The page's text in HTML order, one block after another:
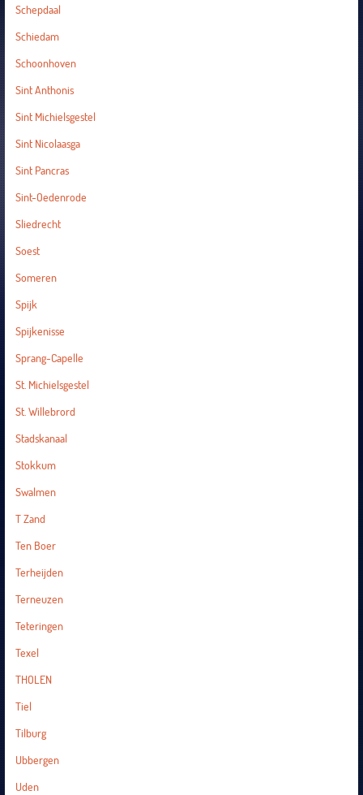
Schepdaal
Schiedam
Schoonhoven
Sint Anthonis
Sint Michielsgestel
Sint Nicolaasga
Sint Pancras
Sint-Oedenrode
Sliedrecht
Soest
Someren
Spijk
Spijkenisse
Sprang-Capelle
St. Michielsgestel
St. Willebrord
Stadskanaal
Stokkum
Swalmen
T Zand
Ten Boer
Terheijden
Terneuzen
Teteringen
Texel
THOLEN
Tiel
Tilburg
Ubbergen
Uden